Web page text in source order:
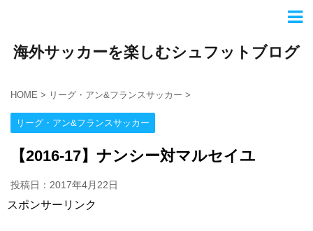
海外サッカーを楽しむシュフットブログ
HOME > リーグ・アン&フランスサッカー >
リーグ・アン&フランスサッカー
【2016-17】ナンシー対マルセイユ
投稿日：2017年4月22日
スポンサーリンク